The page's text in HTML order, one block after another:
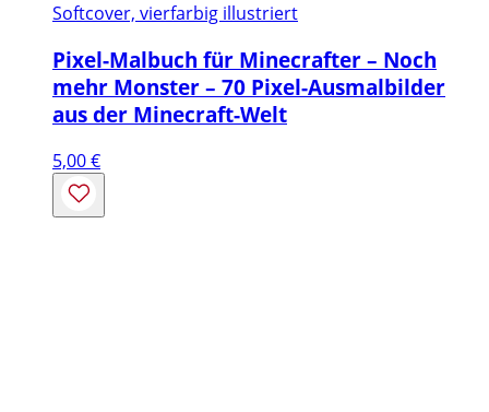
Softcover, vierfarbig illustriert
Pixel-Malbuch für Minecrafter – Noch
mehr Monster – 70 Pixel-Ausmalbilder
aus der Minecraft-Welt
5,00€